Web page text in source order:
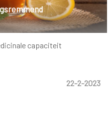
capaciteit
22-2-2023